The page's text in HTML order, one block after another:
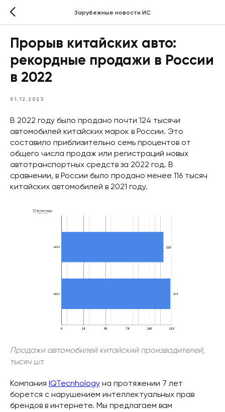
Зарубежные новости ИС
Прорыв китайских авто:
рекордные продажи в России
в 2022
01.12.2023
В 2022 году было продано почти 124 тысячи
автомобилей китайских марок в России. Это
составило приблизительно семь процентов от
общего числа продаж или регистраций новых
автотранспортных средств за 2022 год. В
сравнении, в России было продано менее 116 тысяч
китайских автомобилей в 2021 году.
Продажи автомобилей китайский производителей,
тысяч шт.
Компания IQTecnhology на протяжении 7 лет
борется с нарушением интеллектуальных прав
брендов в интернете. Мы предлагаем вам